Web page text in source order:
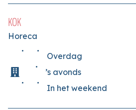
KOK
Horeca
Overdag
’s avonds
In het weekend